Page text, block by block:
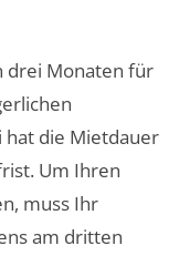
drei Monaten für
hat die Mietdauer
Um Ihren
muss Ihr
am dritten